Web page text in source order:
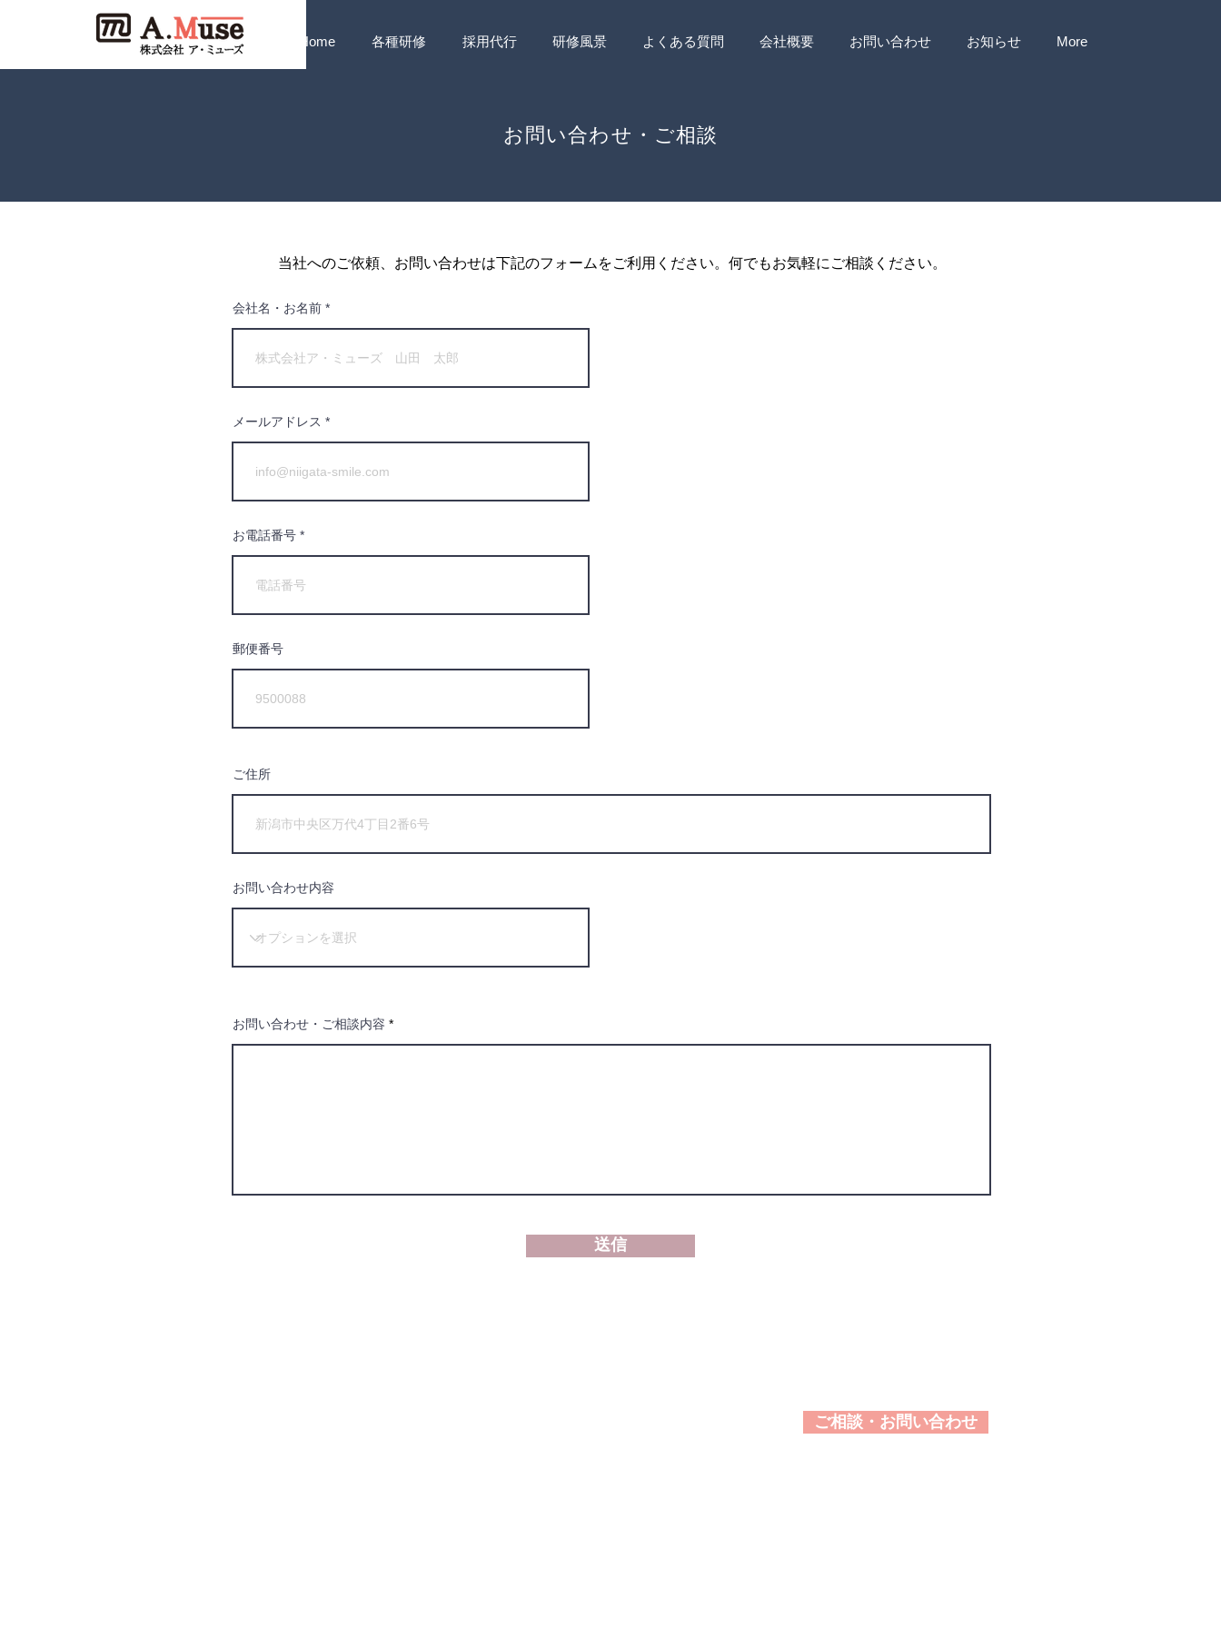
Home 各種研修 採用代行 研修風景 よくある質問 会社概要 お問い合わせ お知らせ More
​お問い合わせ・ご相談
当社へのご依頼、お問い合わせは下記のフォームをご利用ください。何でもお気軽にご相談ください。
会社名・お名前
メールアドレス
お電話番号
郵便番号
ご住所
お問い合わせ内容
お問い合わせ・ご相談内容
送信
ご相談・お問い合わせ